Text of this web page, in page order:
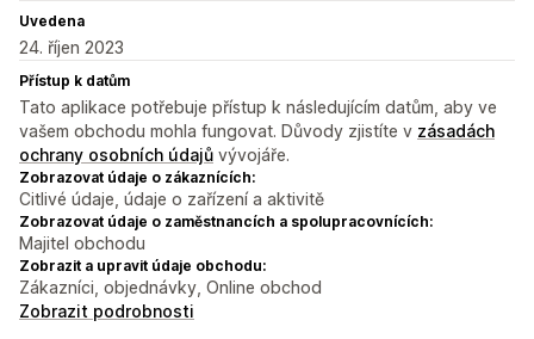
Uvedena
24. říjen 2023
Přístup k datům
Tato aplikace potřebuje přístup k následujícím datům, aby ve
vašem obchodu mohla fungovat. Důvody zjistíte v zásadách
ochrany osobních údajů vývojáře.
Zobrazovat údaje o zákaznících:
Citlivé údaje, údaje o zařízení a aktivitě
Zobrazovat údaje o zaměstnancích a spolupracovnících:
Majitel obchodu
Zobrazit a upravit údaje obchodu:
Zákazníci, objednávky, Online obchod
Zobrazit podrobnosti